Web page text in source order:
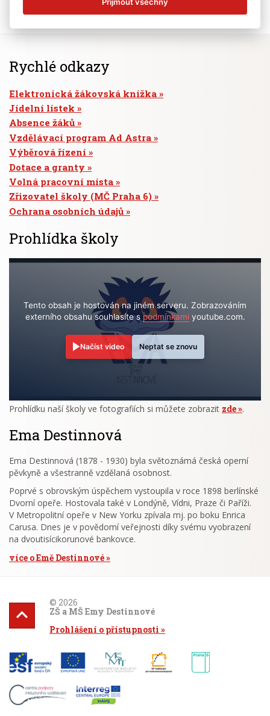
Rychlé odkazy
Elektronická žákovská knížka
Jídelní lístek
Absence žáků
Vzdělávací program Ad Astra
Výběrová řízení
Dotace a granty
Volná pracovní místa
Zřizovatel školy (MČ Praha 6)
Ochrana osobních údajů
Prohlídka školy
Tento obsah je hostován na jiném serveru. Zobrazováním
externího obsahu souhlasíte spodmínkamiyoutube.com.
Načíst video Neptat se znovu
Prohlídku naší školy ve fotografiích si můžete zobrazit zde .
Ema Destinnová
Ema Destinnová (1878 - 1930) byla světoznámá česká operní
pěvkyně a všestranně vzdělaná osobnost.
Poprvé s obrovským úspěchem vystoupila v roce 1898 berlínské
Dvorní opeře. Hostovala také v Londýně, Vídni, Praze či Paříži.
V Metropolitní opeře v New Yorku zpívala mj. po boku Enrica
Carusa. Dnes je v povědomí veřejnosti díky svému vyobrazení
na dvoutisícikorunové bankovce.
více o Emě Destinnové
© 2026
ZŠ a MŠ Emy Destinnové
Prohlášení o přístupnosti
Přijmout všechny